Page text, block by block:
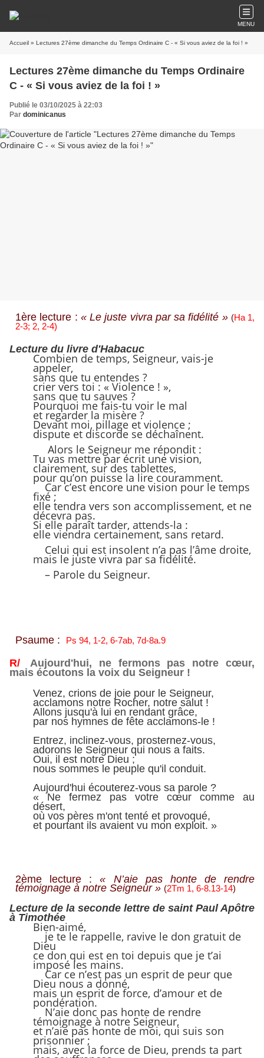
MENU
Accueil » Lectures 27ème dimanche du Temps Ordinaire C - « Si vous aviez de la foi ! »
Lectures 27ème dimanche du Temps Ordinaire
C - « Si vous aviez de la foi ! »
Publié le 03/10/2025 à 22:03
Par dominicanus
1ère lecture : « Le juste vivra par sa fidélité » (Ha 1,
2-3; 2, 2-4)
Lecture du livre d'Habacuc
Combien de temps, Seigneur, vais-je
appeler,
sans que tu entendes ?
crier vers toi : « Violence ! »,
sans que tu sauves ?
Pourquoi me fais-tu voir le mal
et regarder la misère ?
Devant moi, pillage et violence ;
dispute et discorde se déchaînent.
Alors le Seigneur me répondit :
Tu vas mettre par écrit une vision,
clairement, sur des tablettes,
pour qu’on puisse la lire couramment.
Car c’est encore une vision pour le temps
fixé ;
elle tendra vers son accomplissement, et ne
décevra pas.
Si elle paraît tarder, attends-la :
elle viendra certainement, sans retard.
Celui qui est insolent n’a pas l’âme droite,
mais le juste vivra par sa fidélité.
– Parole du Seigneur.
Psaume : Ps 94, 1-2, 6-7ab, 7d-8a.9
R/
Aujourd'hui, ne fermons pas notre cœur,
mais écoutons la voix du Seigneur !
Venez, crions de joie pour le Seigneur,
acclamons notre Rocher, notre salut !
Allons jusqu'à lui en rendant grâce,
par nos hymnes de fête acclamons-le !
Entrez, inclinez-vous, prosternez-vous,
adorons le Seigneur qui nous a faits.
Oui, il est notre Dieu ;
nous sommes le peuple qu'il conduit.
Aujourd'hui écouterez-vous sa parole ?
« Ne fermez pas votre cœur comme au
désert,
où vos pères m'ont tenté et provoqué,
et pourtant ils avaient vu mon exploit. »
2ème lecture :« N’aie pas honte de rendre
témoignage à notre Seigneur » (2Tm 1, 6-8.13-14)
Lecture de la seconde lettre de saint Paul Apôtre
à Timothée
Bien-aimé,
je te le rappelle, ravive le don gratuit de
Dieu
ce don qui est en toi depuis que je t’ai
imposé les mains.
Car ce n’est pas un esprit de peur que
Dieu nous a donné,
mais un esprit de force, d’amour et de
pondération.
N’aie donc pas honte de rendre
témoignage à notre Seigneur,
et n’aie pas honte de moi, qui suis son
prisonnier ;
mais, avec la force de Dieu, prends ta part